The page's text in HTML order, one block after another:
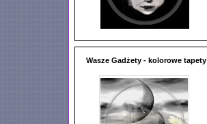
Wasze Gadżety - kolorowe tapety